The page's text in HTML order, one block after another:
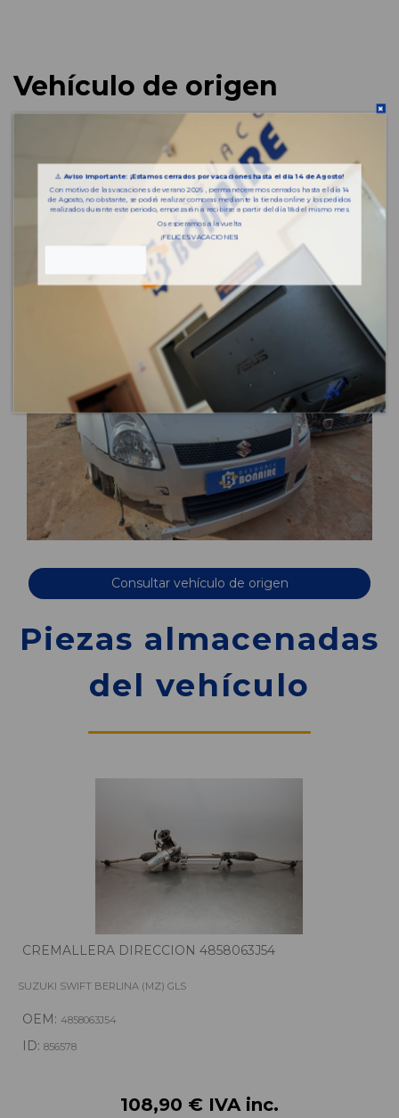
Vehículo de origen
Consultar vehículo de origen
Piezas almacenadas
del vehículo
CREMALLERA DIRECCION 4858063J54
SUZUKI SWIFT BERLINA (MZ) GLS
OEM: 4858063J54
ID: 856578
108,90 € IVA inc.
⚠️ Aviso importante: ¡Estamos cerrados por vacaciones hasta el día 14 de Agosto!
Con motivo de las vacaciones de verano 2026 , permaneceremos cerrados hasta el día 14
de Agosto, no obstante, se podrá realizar compras mediante la tienda online y los pedidos
realizados durante este periodo, empezarán a recibirse a partir del día 18 del mismo mes.
Os esperamos a la vuelta
¡FELICES VACACIONES!